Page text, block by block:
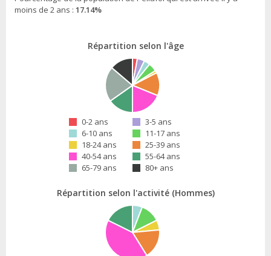
moins de 2 ans : 17.14%
Répartition selon l'âge
0-2 ans
3-5 ans
6-10 ans
11-17 ans
18-24 ans
25-39 ans
40-54 ans
55-64 ans
65-79 ans
80+ ans
Répartition selon l'activité (Hommes)